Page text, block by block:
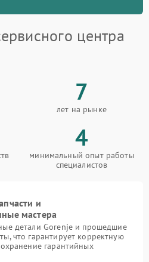
центра
7
лет на рынке
4
минимальный опыт работы
специалистов
и
мастера
детали Gorenje и прошедшие
что гарантирует корректную
гарантийных